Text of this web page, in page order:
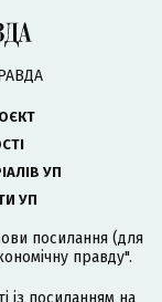
УП
УП
посилання (для
правду".